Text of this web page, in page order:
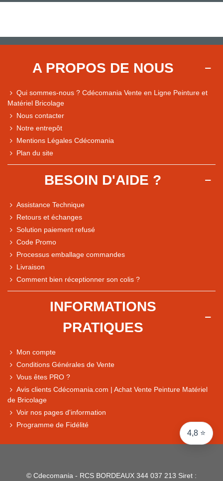
4,8 ⭐
Comparaison des performances du magasin
Express, Chez vous, Point relais, Retrait magasin
A PROPOS DE NOUS
Qui sommes-nous ? Cdécomania Vente en Ligne Peinture et
Matériel Bricolage
Nous contacter
Notre entrepôt
Mentions Légales Cdécomania
Plan du site
BESOIN D'AIDE ?
Assistance Technique
Retours et échanges
Solution paiement refusé
Code Promo
Processus emballage commandes
Livraison
Comment bien réceptionner son colis ?
INFORMATIONS
PRATIQUES
Mon compte
Conditions Générales de Vente
Vous êtes PRO ?
Avis clients Cdécomania.com | Achat Vente Peinture Matériel
de Bricolage
Voir nos pages d'information
Programme de Fidélité
© Cdecomania - RCS BORDEAUX 344 037 213 Siret :